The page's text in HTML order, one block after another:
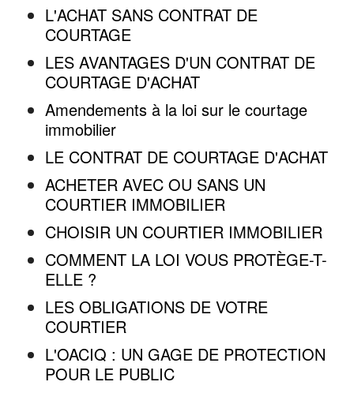
L'ACHAT SANS CONTRAT DE
COURTAGE
LES AVANTAGES D'UN CONTRAT DE
COURTAGE D'ACHAT
Amendements à la loi sur le courtage
immobilier
LE CONTRAT DE COURTAGE D'ACHAT
ACHETER AVEC OU SANS UN
COURTIER IMMOBILIER
CHOISIR UN COURTIER IMMOBILIER
COMMENT LA LOI VOUS PROTÈGE-T-
ELLE ?
LES OBLIGATIONS DE VOTRE
COURTIER
L'OACIQ : UN GAGE DE PROTECTION
POUR LE PUBLIC